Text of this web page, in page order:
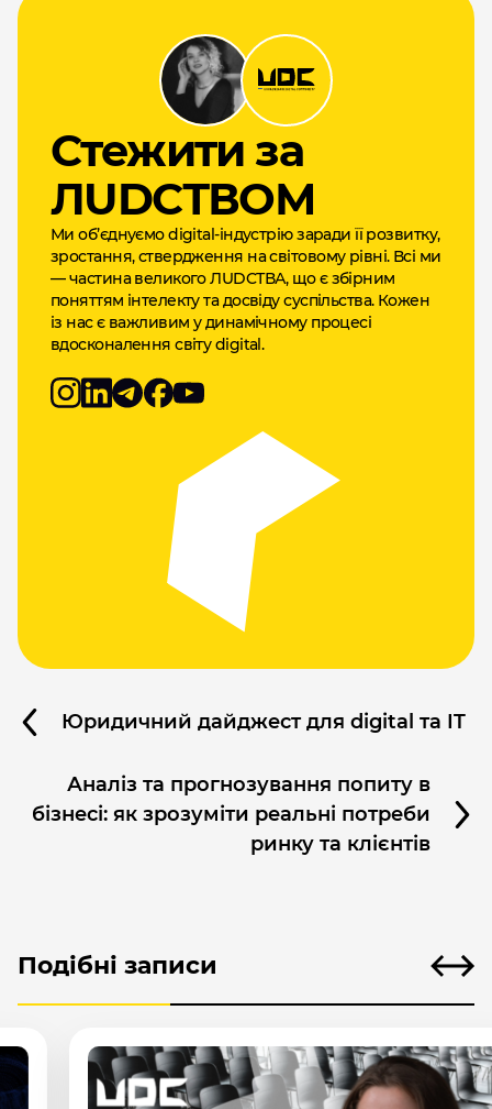
Cтежити за
ЛUDCТВОМ
Ми об’єднуємо digital-індустрію заради її розвитку,
зростання, ствердження на світовому рівні. Всі ми
— частина великого ЛUDCТВА, що є збірним
поняттям інтелекту та досвіду суспільства. Кожен
із нас є важливим у динамічному процесі
вдосконалення світу digital.
Юридичний дайджест для digital та IT
Аналіз та прогнозування попиту в
бізнесі: як зрозуміти реальні потреби
ринку та клієнтів
Подібні записи